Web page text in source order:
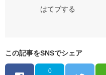
この記事をSNSでシェア
0